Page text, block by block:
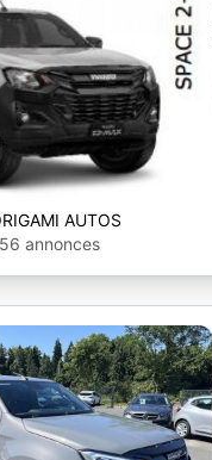
AUTOS
annonces